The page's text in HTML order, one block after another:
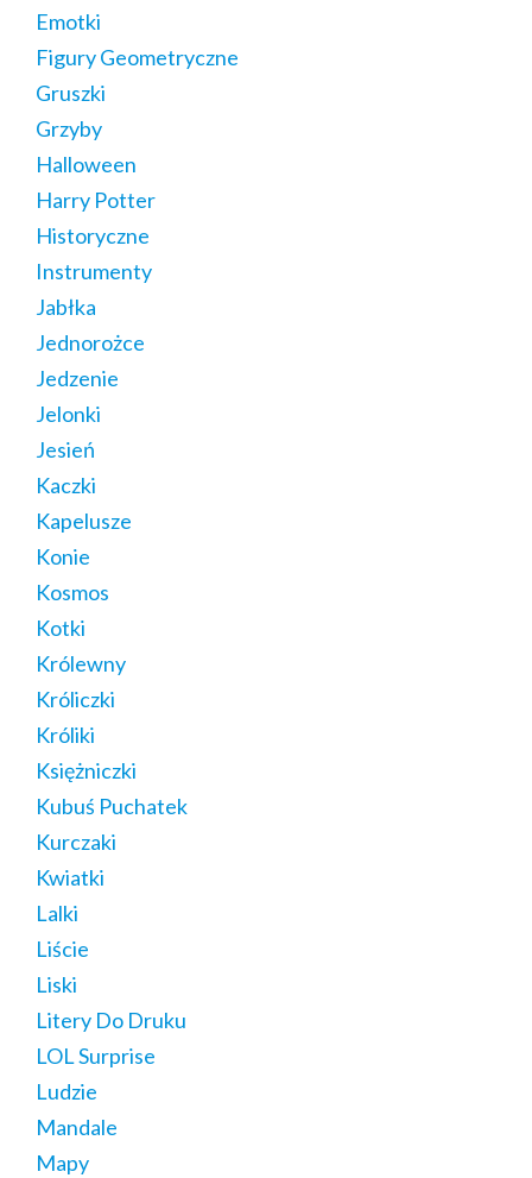
Emotki
Figury Geometryczne
Gruszki
Grzyby
Halloween
Harry Potter
Historyczne
Instrumenty
Jabłka
Jednorożce
Jedzenie
Jelonki
Jesień
Kaczki
Kapelusze
Konie
Kosmos
Kotki
Królewny
Króliczki
Króliki
Księżniczki
Kubuś Puchatek
Kurczaki
Kwiatki
Lalki
Liście
Liski
Litery Do Druku
LOL Surprise
Ludzie
Mandale
Mapy